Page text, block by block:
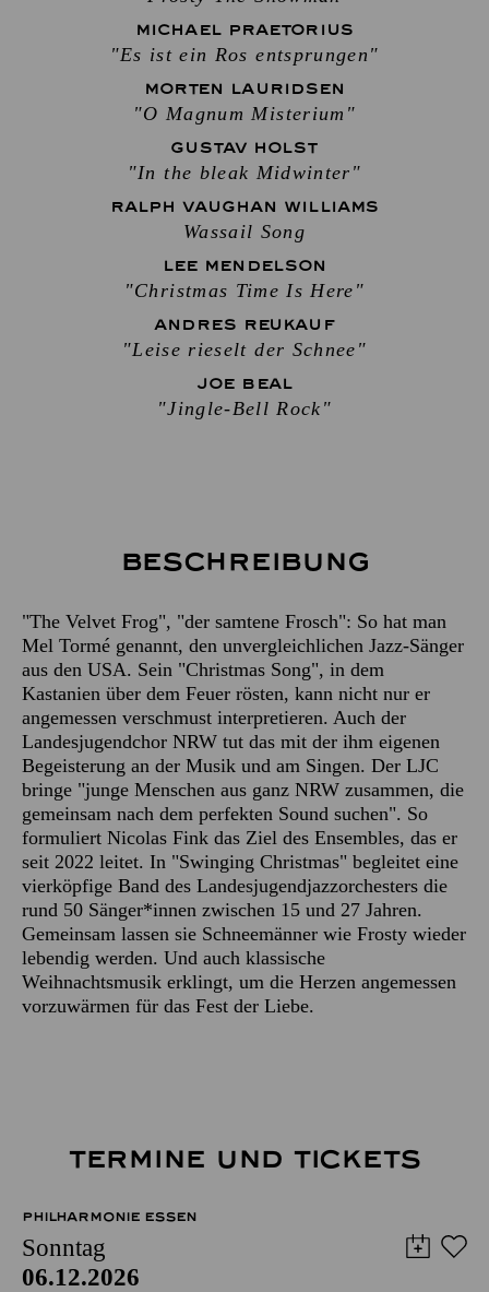
MICHAEL PRAETORIUS
"Es ist ein Ros entsprungen"
MORTEN LAURIDSEN
"O Magnum Misterium"
GUSTAV HOLST
"In the bleak Midwinter"
RALPH VAUGHAN WILLIAMS
Wassail Song
LEE MENDELSON
"Christmas Time Is Here"
ANDRES REUKAUF
"Leise rieselt der Schnee"
JOE BEAL
"Jingle-Bell Rock"
Beschreibung
"The Velvet Frog", "der samtene Frosch": So hat man
Mel Tormé genannt, den unvergleichlichen Jazz-Sänger
aus den USA. Sein "Christmas Song", in dem
Kastanien über dem Feuer rösten, kann nicht nur er
angemessen verschmust interpretieren. Auch der
Landesjugendchor NRW tut das mit der ihm eigenen
Begeisterung an der Musik und am Singen. Der LJC
bringe "junge Menschen aus ganz NRW zusammen, die
gemeinsam nach dem perfekten Sound suchen". So
formuliert Nicolas Fink das Ziel des Ensembles, das er
seit 2022 leitet. In "Swinging Christmas" begleitet eine
vierköpfige Band des Landesjugendjazzorchesters die
rund 50 Sänger*innen zwischen 15 und 27 Jahren.
Gemeinsam lassen sie Schneemänner wie Frosty wieder
lebendig werden. Und auch klassische
Weihnachtsmusik erklingt, um die Herzen angemessen
vorzuwärmen für das Fest der Liebe.
TERMINE UND TICKETS
PHILHARMONIE ESSEN
Sonntag
06.12.2026